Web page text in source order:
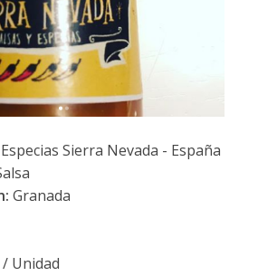
Sierra Nevada - España
Granada
/ Unidad